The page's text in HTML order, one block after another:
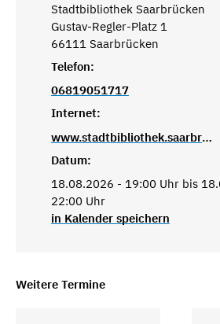
Stadtbibliothek Saarbrücken
Gustav-Regler-Platz 1
66111 Saarbrücken
Telefon:
06819051717
Internet:
www.stadtbibliothek.saarbruecken.de
Datum:
18.08.2026 - 19:00 Uhr bis
22:00 Uhr
in Kalender speichern
Weitere Termine